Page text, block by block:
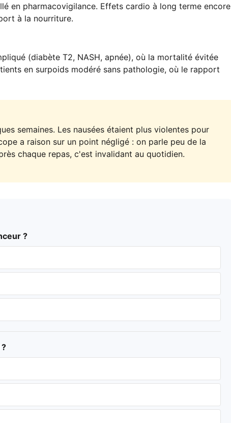
en pharmacovigilance. Effets cardio à long terme encore
à la nourriture.
(diabète T2, NASH, apnée), où la mortalité évitée
en surpoids modéré sans pathologie, où le rapport
semaines. Les nausées étaient plus violentes pour
a raison sur un point négligé : on parle peu de la
chaque repas, c'est invalidant au quotidien.
?